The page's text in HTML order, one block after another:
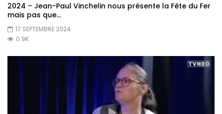
2024 – Jean-Paul Vinchelin nous présente la Fête du Fer
mais pas que…
17 SEPTEMBRE 2024
0.9K